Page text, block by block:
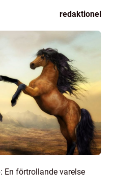
redaktionel
En förtrollande varelse